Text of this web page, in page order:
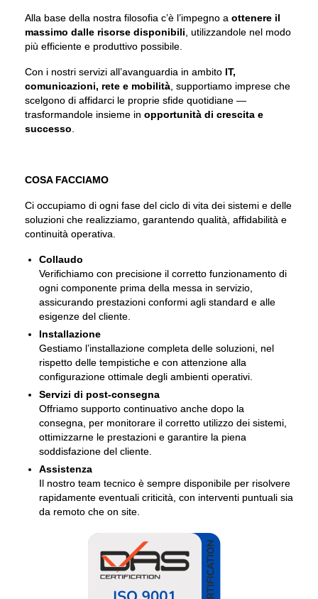
Alla base della nostra filosofia c’è l’impegno a ottenere il
massimo dalle risorse disponibili , utilizzandole nel modo
più efficiente e produttivo possibile.
Con i nostri servizi all’avanguardia in ambito IT,
comunicazioni, rete e mobilità , supportiamo imprese che
scelgono di affidarci le proprie sfide quotidiane —
trasformandole insieme in opportunità di crescita e
successo
COSA FACCIAMO
Ci occupiamo di ogni fase del ciclo di vita dei sistemi e delle
soluzioni che realizziamo, garantendo qualità, affidabilità e
continuità operativa.
Collaudo
Verifichiamo con precisione il corretto funzionamento di
ogni componente prima della messa in servizio,
assicurando prestazioni conformi agli standard e alle
esigenze del cliente.
Installazione
Gestiamo l’installazione completa delle soluzioni, nel
rispetto delle tempistiche e con attenzione alla
configurazione ottimale degli ambienti operativi.
Servizi di post-consegna
Offriamo supporto continuativo anche dopo la
consegna, per monitorare il corretto utilizzo dei sistemi,
ottimizzarne le prestazioni e garantire la piena
soddisfazione del cliente.
Assistenza
Il nostro team tecnico è sempre disponibile per risolvere
rapidamente eventuali criticità, con interventi puntuali sia
da remoto che on site.